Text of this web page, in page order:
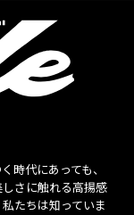
時代にあっても、
さに触れる高揚感
たちは知っていま